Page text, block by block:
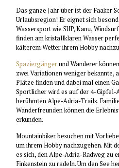
Das ganze Jahr über ist der Faaker
Urlaubsregion! Er eignet sich
Wassersport wie SUP, Kanu,
finden am kristallklaren Wasser
kälterem Wetter ihrem Hobby
Spaziergängerund Wanderer
zwei Variationen weniger bekannte,
Plätze finden und dabei mal einen
Sportlicher wird es auf der 4-Gipfel-
berühmten Alpe-Adria-Trails.
Wanderfreunden können die
erkunden.
Mountainbiker besuchen mit
um ihrem Hobby nachzugehen. Mit
es sich, den Alpe-Adria-Radweg zu
Finkenstein zu radeln. Um den See